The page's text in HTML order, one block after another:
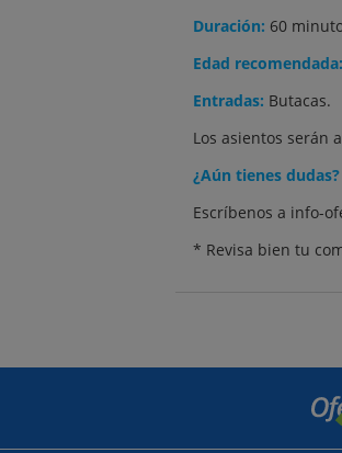
Duración: 60
Edad recomendada:
Entradas: Butacas.
Los asientos serán
¿Aún tienes
Escríbenos a info-
* Revisa bien tu